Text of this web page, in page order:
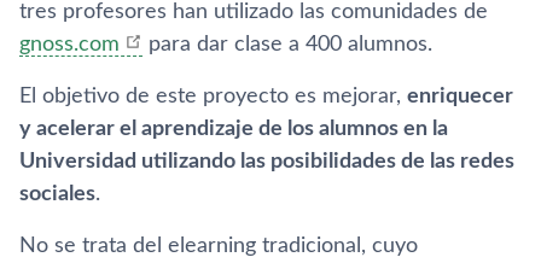
tres profesores han utilizado las comunidades de
gnoss.com
para dar clase a 400 alumnos.
El objetivo de este proyecto es mejorar, enriquecer
y acelerar el aprendizaje de los alumnos en la
Universidad utilizando las posibilidades de las redes
sociales.
No se trata del elearning tradicional, cuyo